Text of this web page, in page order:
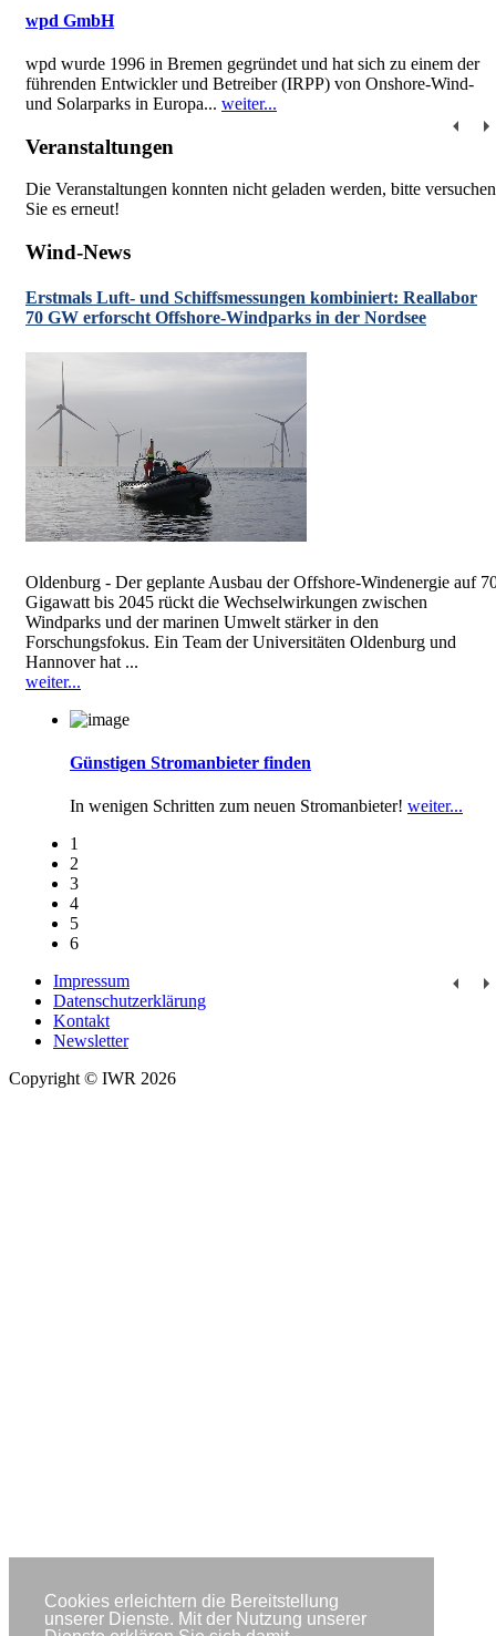
Cookies erleichtern die Bereitstellung
unserer Dienste. Mit der Nutzung unserer
wpd GmbH
wpd wurde 1996 in Bremen gegründet und hat sich zu einem der
führenden Entwickler und Betreiber (IRPP) von Onshore-Wind-
und Solarparks in Europa... weiter...
Veranstaltungen
Die Veranstaltungen konnten nicht geladen werden, bitte versuchen
Sie es erneut!
Wind-News
Erstmals Luft- und Schiffsmessungen kombiniert: Reallabor
70 GW erforscht Offshore-Windparks in der Nordsee
Oldenburg - Der geplante Ausbau der Offshore-Windenergie auf
Gigawatt bis 2045 rückt die Wechselwirkungen zwischen
Windparks und der marinen Umwelt stärker in den
Forschungsfokus. Ein Team der Universitäten Oldenburg und
Hannover hat ...
weiter...
Günstigen Stromanbieter finden
In wenigen Schritten zum neuen Stromanbieter! weiter...
1
2
3
4
5
6
Impressum
Datenschutzerklärung
Kontakt
Newsletter
Copyright © IWR 2026